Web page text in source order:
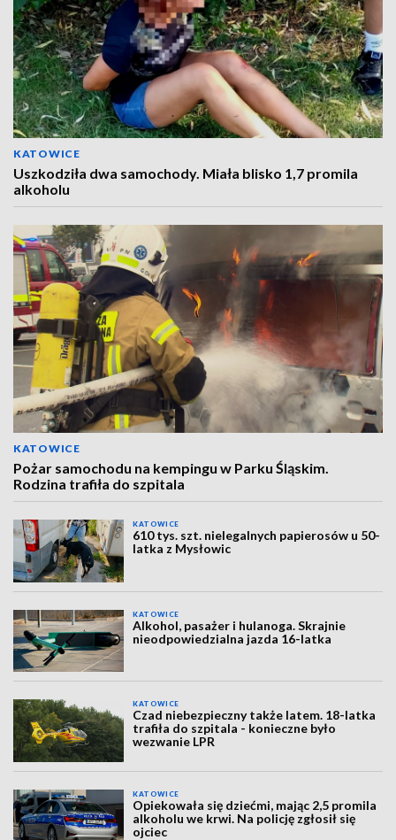
KATOWICE
Uszkodziła dwa samochody. Miała blisko 1,7 promila
alkoholu
KATOWICE
Pożar samochodu na kempingu w Parku Śląskim.
Rodzina trafiła do szpitala
KATOWICE
610 tys. szt. nielegalnych papierosów u 50-
latka z Mysłowic
KATOWICE
Alkohol, pasażer i hulanoga. Skrajnie
nieodpowiedzialna jazda 16-latka
KATOWICE
Czad niebezpieczny także latem. 18-latka
trafiła do szpitala - konieczne było
wezwanie LPR
KATOWICE
Opiekowała się dziećmi, mając 2,5 promila
alkoholu we krwi. Na policję zgłosił się
ojciec